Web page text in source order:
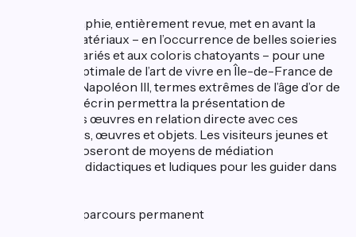
La scénographie, entièrement revue, met en avant la
qualité de matériaux – en l’occurrence de belles soieries
aux motifs variés et aux coloris chatoyants – pour une
évocation optimale de l’art de vivre en Île-de-France de
Louis XIV à Napoléon III, termes extrêmes de l’âge d’or de
Sceaux. Cet écrin permettra la présentation de
nombreuses œuvres en relation directe avec ces
personnages, œuvres et objets. Les visiteurs jeunes et
adultes disposeront de moyens de médiation
numériques didactiques et ludiques pour les guider dans
Le nouveau parcours permanent